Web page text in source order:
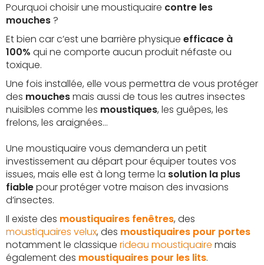
Pourquoi choisir une moustiquaire contre les
mouches ?
Et bien car c’est une barrière physique efficace à
100% qui ne comporte aucun produit néfaste ou
toxique.
Une fois installée, elle vous permettra de vous protéger
des mouchesmais aussi de tous les autres insectes
nuisibles comme les moustiques, les guêpes, les
frelons, les araignées…
Une moustiquaire vous demandera un petit
investissement au départ pour équiper toutes vos
issues, mais elle est à long terme la solution la plus
fiablepour protéger votre maison des invasions
d’insectes.
Il existe des moustiquaires fenêtres, des
moustiquaires velux, des moustiquaires pour portes
notamment le classique rideau moustiquaire mais
également des moustiquaires pour les lits.